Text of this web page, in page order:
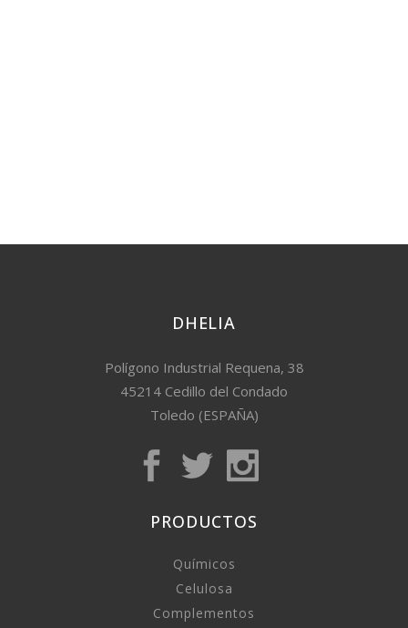
DHELIA
Polígono Industrial Requena, 38
45214 Cedillo del Condado
Toledo (ESPAÑA)
PRODUCTOS
Químicos
Celulosa
Complementos